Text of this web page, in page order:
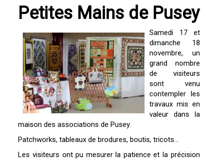
Petites Mains de Pusey
Samedi 17 et
dimanche 18
novembre, un
grand nombre
de visiteurs
sont venu
contempler les
travaux mis en
valeur dans la
maison des associations de Pusey.
Patchworks, tableaux de brodures, boutis, tricots...
Les visiteurs ont pu mesurer la patience et la précision